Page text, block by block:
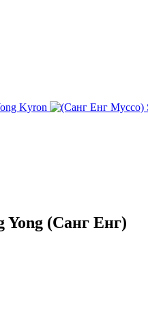
Kyron
Yong (Санг Енг)